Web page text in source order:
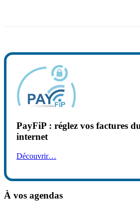
PayFiP : réglez vos factures
internet
Découvrir…
À vos agendas